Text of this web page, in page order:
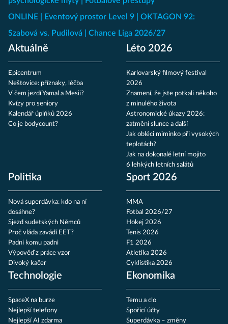
ONLINE
Eventový prostor Level 9
OKTAGON 92:
Szabová vs. Pudilová
Chance Liga 2026/27
Aktuálně
Epicentrum
Neštovice: příznaky, léčba
V čem jezdí Yamal a Mesii?
Kvízy pro seniory
Kalendář úplňků 2026
Co je bodycount?
Léto 2026
Karlovarský filmový festival
2026
Znamení, že jste potkali někoho
z minulého života
Astronomické úkazy 2026:
zatmění slunce a další
Jak obléci miminko při vysokých
teplotách?
Jak na dokonalé letní mojito
6 lehkých letních salátů
Politika
Nová superdávka: kdo na ní
dosáhne?
Sjezd sudetských Němců
Proč vláda zavádí EET?
Padni komu padni
Výpověď z práce vzor
Divoký kačer
Sport 2026
MMA
Fotbal 2026/27
Hokej 2026
Tenis 2026
F1 2026
Atletika 2026
Cyklistika 2026
Technologie
SpaceX na burze
Nejlepší telefony
Nejlepší AI zdarma
Ekonomika
Temu a clo
Spořicí účty
Superdávka – změny